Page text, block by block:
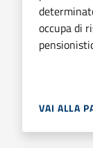
occupa di
VAI ALLA